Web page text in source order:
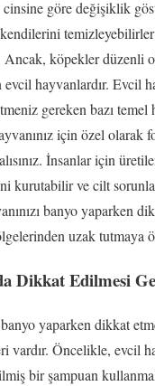
cinsine göre değişiklik
Ancak, köpekler düzenli
evcil hayvanlardır. Evcil
gereken bazı temel
için özel olarak
İnsanlar için
kurutabilir ve cilt
banyo yaparken
uzak tutmaya
Dikkat Edilmesi
yaparken dikkat
vardır. Öncelikle, evcil
bir şampuan